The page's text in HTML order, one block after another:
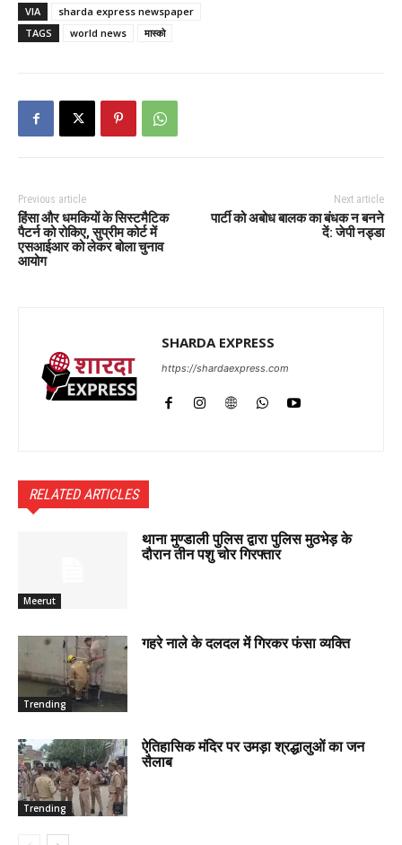
VIA
sharda express newspaper
TAGS
world news मास्को
Previous article
हिंसा और धमकियों के सिस्टमैटिक
पैटर्न को रोकिए, सुप्रीम कोर्ट में
एसआईआर को लेकर बोला चुनाव
आयोग
Next article
पार्टी को अबोध बालक का बंधक न बनने
दें: जेपी नड्डा
SHARDA EXPRESS
https://shardaexpress.com
RELATED ARTICLES
Meerut
थाना मुण्डाली पुलिस द्वारा पुलिस मुठभेड़ के
दौरान तीन पशु चोर गिरफ्तार
Trending
गहरे नाले के दलदल में गिरकर फंसा व्यक्ति
Trending
ऐतिहासिक मंदिर पर उमड़ा श्रद्धालुओं का जन
सैलाब